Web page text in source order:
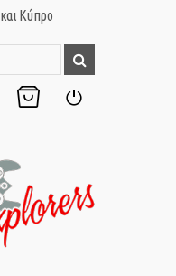
Κύπρο
μου